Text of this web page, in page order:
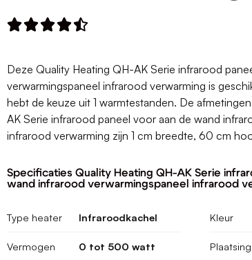

Deze Quality Heating QH-AK Serie infrarood
verwarmingspaneel infrarood verwarming is
hebt de keuze uit 1 warmtestanden. De
AK Serie infrarood paneel voor aan de wand
infrarood verwarming zijn 1 cm breedte, 60 cm
Specificaties Quality Heating QH-AK Serie
wand infrarood verwarmingspaneel infrarood
Type heater Infraroodkachel
Vermogen 0 tot 500 watt
Kleur
Plaatsing